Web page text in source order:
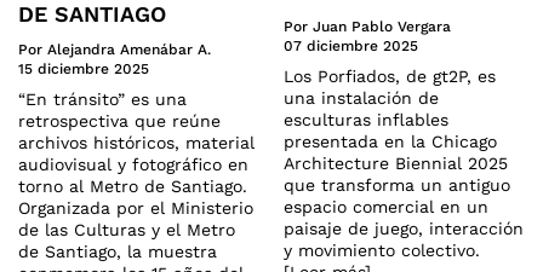
DE SANTIAGO
Por Alejandra Amenábar A.
15 diciembre 2025
“En tránsito” es una
retrospectiva que reúne
archivos históricos, material
audiovisual y fotográfico en
torno al Metro de Santiago.
Organizada por el Ministerio
de las Culturas y el Metro
de Santiago, la muestra
Por Juan Pablo Vergara
07 diciembre 2025
Los Porfiados, de gt2P, es
una instalación de
esculturas inflables
presentada en la Chicago
Architecture Biennial 2025
que transforma un antiguo
espacio comercial en un
paisaje de juego, interacción
y movimiento colectivo.